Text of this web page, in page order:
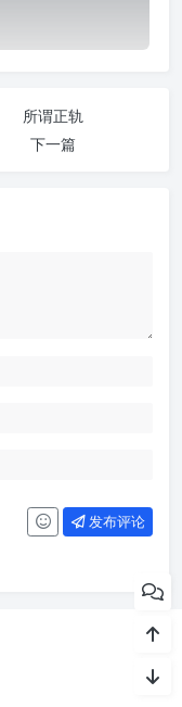
所谓正轨
下一篇
发布评论